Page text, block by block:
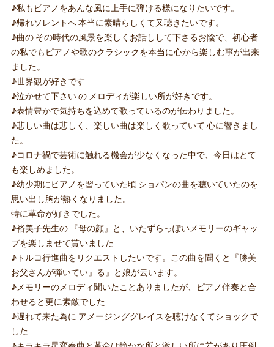
♪私もピアノをあんな風に上手に弾ける様になりたいです。
♪帰れソレントへ 本当に素晴らしくて又聴きたいです。
♪曲の その時代の風景を楽しくお話しして下さるお陰で、初心者
の私でもピアノや歌のクラシックを本当に心から楽しむ事が出来
ました。
♪世界観が好きです
♪泣かせて下さい の メロディが楽しい所が好きです。
♪表情豊かで気持ちを込めて歌っているのが伝わりました。
♪悲しい曲は悲しく、楽しい曲は楽しく歌っていて 心に響きまし
た。
♪コロナ禍で芸術に触れる機会が少なくなった中で、今日はとて
も楽しめました。
♪幼少期にピアノを習っていた頃 ショパンの曲を聴いていたのを
思い出し胸が熱くなりました。
特に革命が好きでした。
♪裕美子先生の 『母の顔』と、いたずらっぽいメモリーのギャッ
プを楽しませて貰いました
♪トルコ行進曲をリクエストしたいです。この曲を聞くと『勝美
お父さんが弾いてい』る』と娘が云います。
♪メモリーのメロディ聞いたことありましたが、ピアノ伴奏と合
わせると更に素敵でした
♪遅れて来た為に アメージンググレイスを聴けなくてショックで
した